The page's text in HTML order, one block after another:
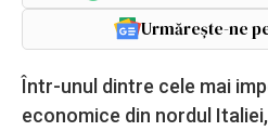
Urmărește-ne
Într-unul dintre cele mai
economice din nordul